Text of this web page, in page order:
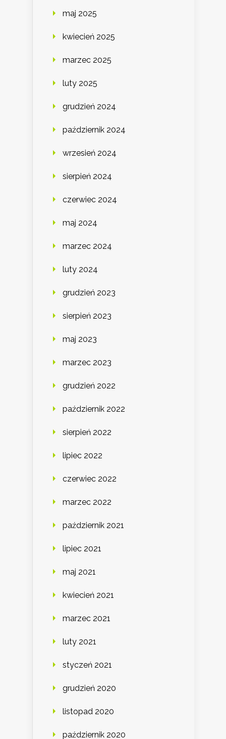
maj 2025
kwiecień 2025
marzec 2025
luty 2025
grudzień 2024
październik 2024
wrzesień 2024
sierpień 2024
czerwiec 2024
maj 2024
marzec 2024
luty 2024
grudzień 2023
sierpień 2023
maj 2023
marzec 2023
grudzień 2022
październik 2022
sierpień 2022
lipiec 2022
czerwiec 2022
marzec 2022
październik 2021
lipiec 2021
maj 2021
kwiecień 2021
marzec 2021
luty 2021
styczeń 2021
grudzień 2020
listopad 2020
październik 2020